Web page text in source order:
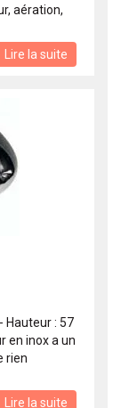
aération,
Lire la suite
Hauteur : 57
en inox a un
rien
Lire la suite